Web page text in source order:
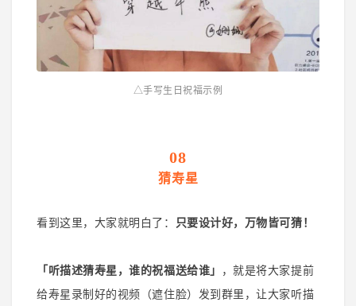
△手写生日祝福示例
08
猜寿星
看到这里，大家就明白了： 只要设计好，万物皆可猜！
「听描述猜寿星，谁的祝福送给谁」
，就是将大家提前
给寿星录制好的视频（遮住脸）发到群里，让大家听描